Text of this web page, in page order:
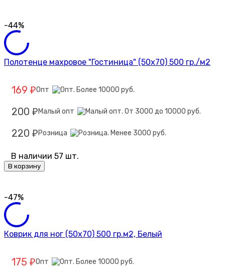
-44%
Полотенце махровое "Гостиница" (50х70) 500 гр./м2
169 ₽Опт
200 ₽ Малый опт
220 ₽ Розница
В наличии 57 шт.
В корзину
-47%
Коврик для ног (50х70) 500 гр.м2, Белый
175 ₽Опт